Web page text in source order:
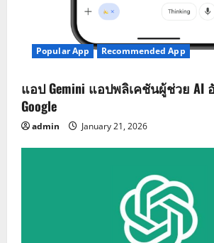
Popular App Recommended App
แอป Gemini แอปพลิเคชันผู้ช่วย AI
Google
admin January 21, 2026